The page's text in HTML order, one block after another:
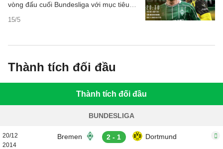
15/5
vòng đấu cuối Bundesliga với mục tiêu
khép lại mùa giải bằng số điểm cao nhất
Thành tích đối đầu
Thành tích đối đầu
BUNDESLIGA
20/12
2014
Bremen 2 - 1 Dortmund